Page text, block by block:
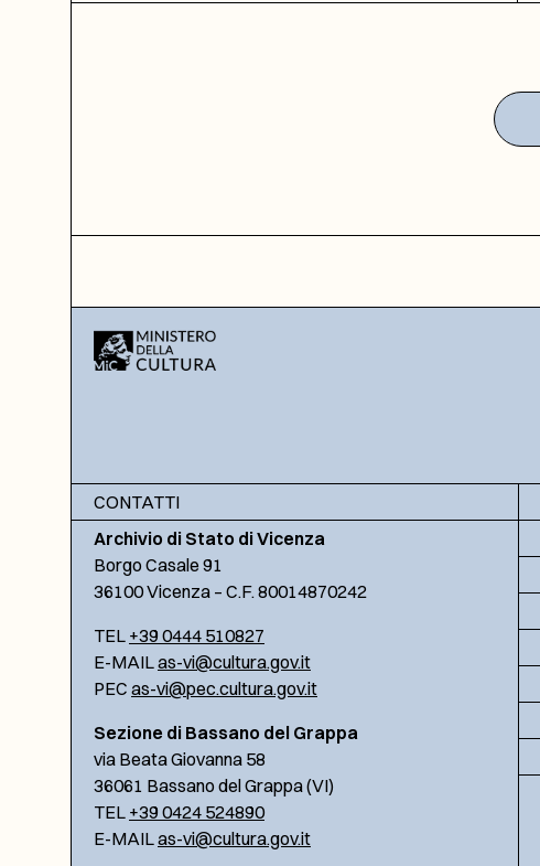
CONTATTI
Archivio di Stato di Vicenza
Borgo Casale 91
36100 Vicenza – C.F. 80014870242
TEL +39 0444 510827
E-MAILas-vi@cultura.gov.it
PEC as-vi@pec.cultura.gov.it
Sezione di Bassano del Grappa
via Beata Giovanna 58
36061 Bassano del Grappa (VI)
TEL +39 0424 524890
E-MAILas-vi@cultura.gov.it